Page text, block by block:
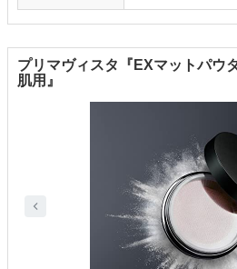
プリマヴィスタ『EXマットパウ
肌用』